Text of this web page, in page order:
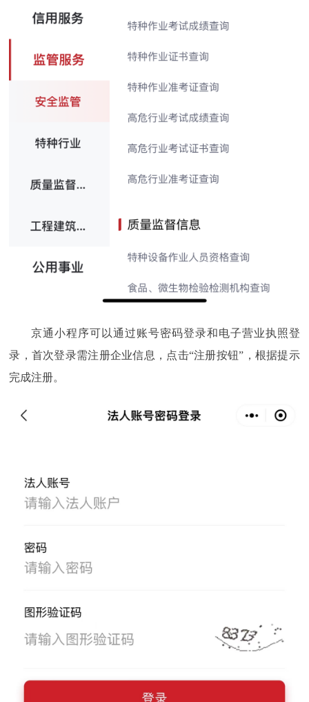
京通小程序可以通过账号密码登录和电子营业执照登
录，首次登录需注册企业信息，点击“注册按钮”，根据提示
完成注册。